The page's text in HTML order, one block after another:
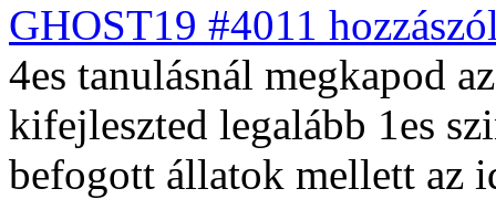
GHOST19 #4011
4es tanulásnál megkapod
kifejleszted legalább 1es
befogott állatok mellett az